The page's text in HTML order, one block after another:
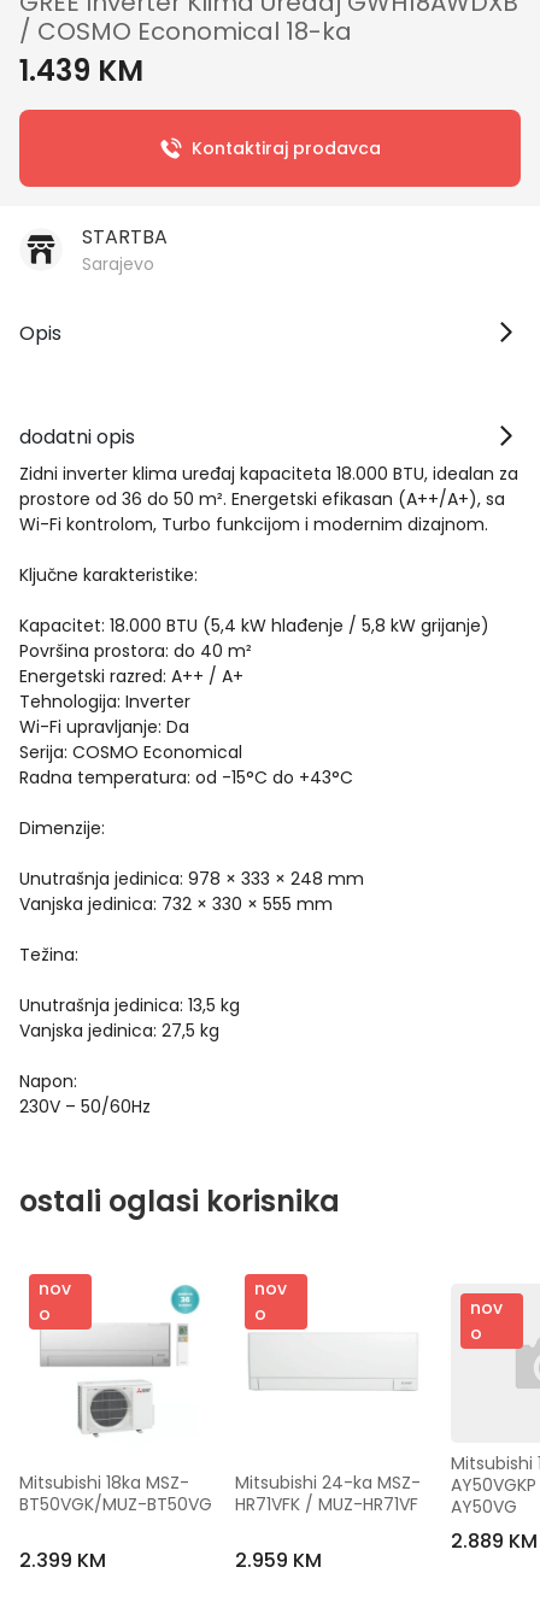
/ COSMO Economical 18-ka
1.439 KM
Kontaktiraj prodavca
STARTBA
Sarajevo
Opis
dodatni opis
Zidni inverter klima uređaj kapaciteta 18.000 BTU, idealan za
prostore od 36 do 50 m². Energetski efikasan (A++/A+), sa
Wi-Fi kontrolom, Turbo funkcijom i modernim dizajnom.
Ključne karakteristike:
Kapacitet: 18.000 BTU (5,4 kW hlađenje / 5,8 kW grijanje)
Površina prostora: do 40 m²
Energetski razred: A++ / A+
Tehnologija: Inverter
Wi-Fi upravljanje: Da
Serija: COSMO Economical
Radna temperatura: od -15°C do +43°C
Dimenzije:
Unutrašnja jedinica: 978 × 333 × 248 mm
Vanjska jedinica: 732 × 330 × 555 mm
Težina:
Unutrašnja jedinica: 13,5 kg
Vanjska jedinica: 27,5 kg
Napon:
230V – 50/60Hz
ostali oglasi korisnika
nov
o
Mitsubishi 18ka MSZ-
BT50VGK/MUZ-BT50VG
2.399 KM
nov
o
Mitsubishi 24-ka MSZ-
HR71VFK / MUZ-HR71VF
2.959 KM
nov
o
Mitsubishi
AY50VG
2.889 KM